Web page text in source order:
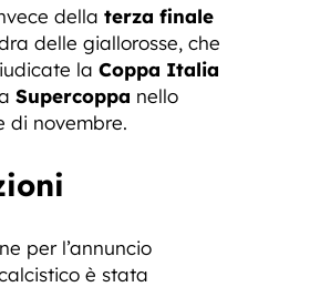
della terza finale
delle giallorosse, che
la Coppa Italia
Supercoppa nello
di novembre.
per l’annuncio
è stata